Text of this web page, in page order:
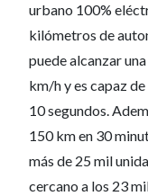
urbano 100%
kilómetros de
puede alcanzar
km/h y es capaz
10 segundos.
150 km en 30
más de 25 mil
cercano a los 23